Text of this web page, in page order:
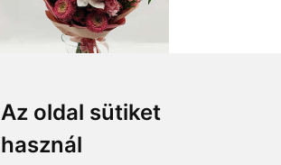
Az oldal sütiket
használ
Boldog névnapot
19 600 Ft-tól